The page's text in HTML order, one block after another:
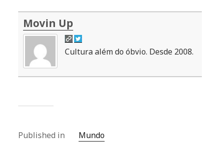
Movin Up
Cultura além do óbvio. Desde 2008.
Published in Mundo